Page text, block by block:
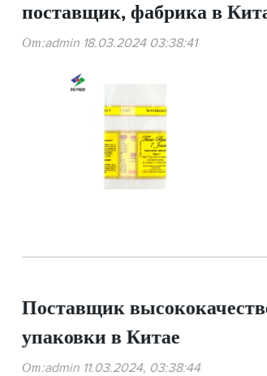
поставщик, фабрика в
От:admin 18.03.2024 03:38:41
Поставщик
упаковки в Китае
От:admin 11.03.2024, 03:38:44